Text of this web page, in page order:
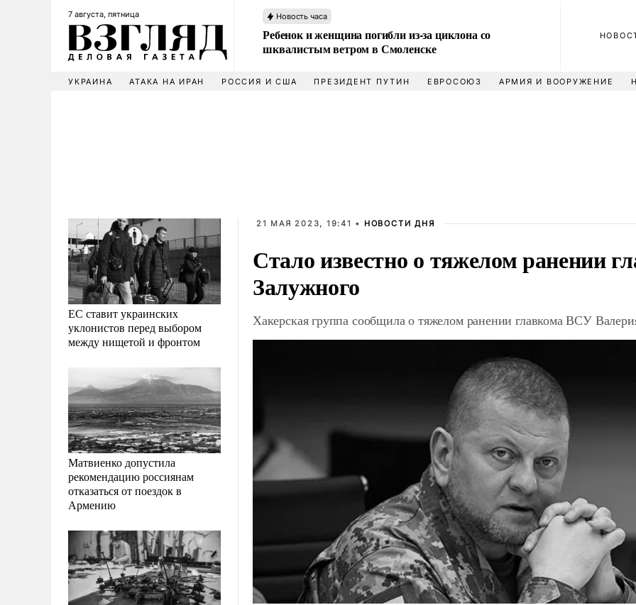
7 августа, пятница Новость часа
Ребенок и женщина погибли из-за циклона со
шквалистым ветром в Смоленске
УКРАИНА АТАКА НА ИРАН РОССИЯ И США ПРЕЗИДЕНТ ПУТИН ЕВРОСОЮЗ АРМИЯ И ВООРУЖЕНИЕ
ЕС ставит украинских
уклонистов перед выбором
между нищетой и фронтом
Матвиенко допустила
рекомендацию россиянам
отказаться от поездок в
Армению
21 МАЯ 2023, 19:41 • НОВОСТИ ДНЯ
Стало известно о тяжелом ранении
Залужного
Хакерская группа сообщила о тяжелом ранении главкома ВСУ